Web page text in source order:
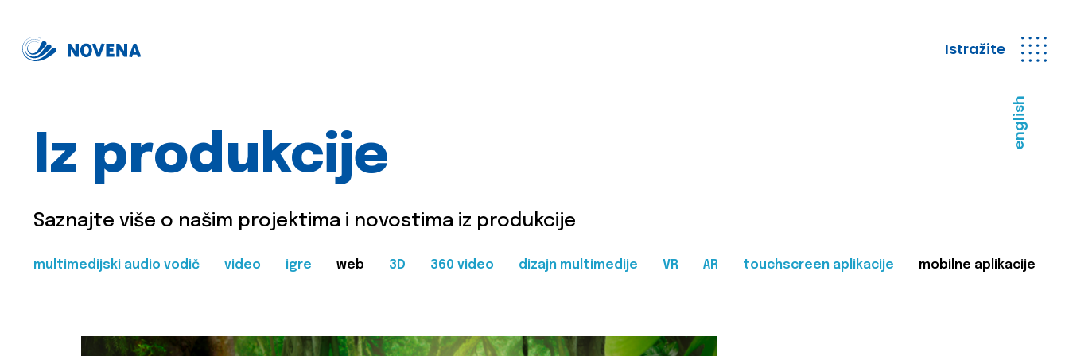
Istražite
english
Iz produkcije
Saznajte više o našim projektima i novostima iz produkcije
multimedijski audio vodič video igre web 3D 360 video dizajn multimedije VR AR touchscreen aplikacije mobilne aplikacije